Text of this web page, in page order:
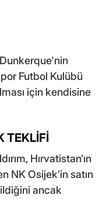
Futbol Kulübü
için kendisine
TEKLİFİ
Hırvatistan’ın
NK Osijek’in satın
ancak